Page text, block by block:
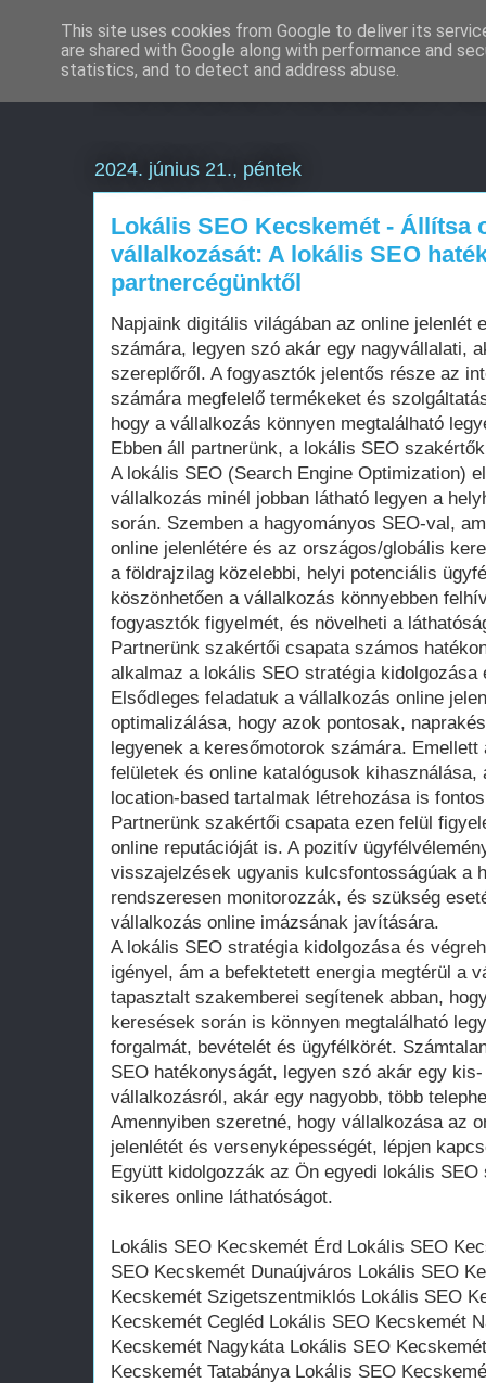
Weboldal készítés
2024. június 21., péntek
Lokális SEO Kecskemét - Állítsa
vállalkozását: A lokális SEO
partnercégünktől
Napjaink digitális világában az online jelenlét
számára, legyen szó akár egy nagyvállalati,
szereplőről. A fogyasztók jelentős része az
számára megfelelő termékeket és
hogy a vállalkozás könnyen megtalálható
Ebben áll partnerünk, a lokális SEO
A lokális SEO (Search Engine Optimization)
vállalkozás minél jobban látható legyen a
során. Szemben a hagyományos SEO-val,
online jelenlétére és az országos/globális
a földrajzilag közelebbi, helyi potenciális
köszönhetően a vállalkozás könnyebben
fogyasztók figyelmét, és növelheti a
Partnerünk szakértői csapata számos
alkalmaz a lokális SEO stratégia kidolgozása
Elsődleges feladatuk a vállalkozás online
optimalizálása, hogy azok pontosak,
legyenek a keresőmotorok számára.
felületek és online katalógusok
location-based tartalmak létrehozása is
Partnerünk szakértői csapata ezen felül
online reputációját is. A pozitív
visszajelzések ugyanis kulcsfontosságúak a
rendszeresen monitorozzák, és szükség
vállalkozás online imázsának javítására.
A lokális SEO stratégia kidolgozása és
igényel, ám a befektetett energia megtérül a
tapasztalt szakemberei segítenek abban,
keresések során is könnyen megtalálható
forgalmát, bevételét és ügyfélkörét.
SEO hatékonyságát, legyen szó akár egy
vállalkozásról, akár egy nagyobb, több
Amennyiben szeretné, hogy vállalkozása az
jelenlétét és versenyképességét, lépjen
Együtt kidolgozzák az Ön egyedi lokális
sikeres online láthatóságot.
Lokális SEO Kecskemét Érd Lokális SEO
SEO Kecskemét Dunaújváros Lokális SEO
Kecskemét Szigetszentmiklós Lokális SEO
Kecskemét Cegléd Lokális SEO Kecskemét
Kecskemét Nagykáta Lokális SEO
Kecskemét Tatabánya Lokális SEO
This site uses cookies from Google to deliver its
are shared with Google along with performance and
statistics, and to detect and address abuse.